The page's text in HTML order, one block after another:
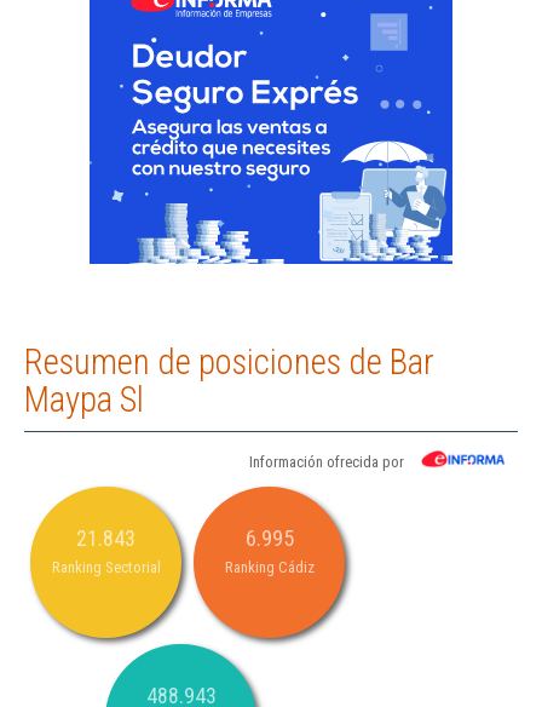
Resumen de posiciones de Bar
Maypa Sl
Información ofrecida por
21.843
Ranking Sectorial
6.995
Ranking Cádiz
488.943